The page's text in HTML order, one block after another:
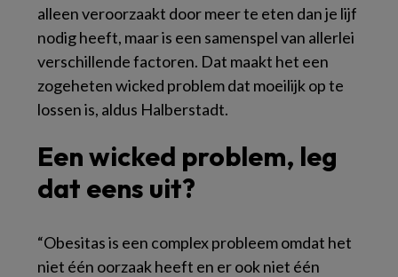
alleen veroorzaakt door meer te eten dan je lijf
nodig heeft, maar is een samenspel van allerlei
verschillende factoren. Dat maakt het een
zogehetenwicked problemdat moeilijk op te
lossen is, aldus Halberstadt.
Een wicked problem, leg
dat eens uit?
“Obesitas is een complex probleem omdat het
niet één oorzaak heeft en er ook niet één